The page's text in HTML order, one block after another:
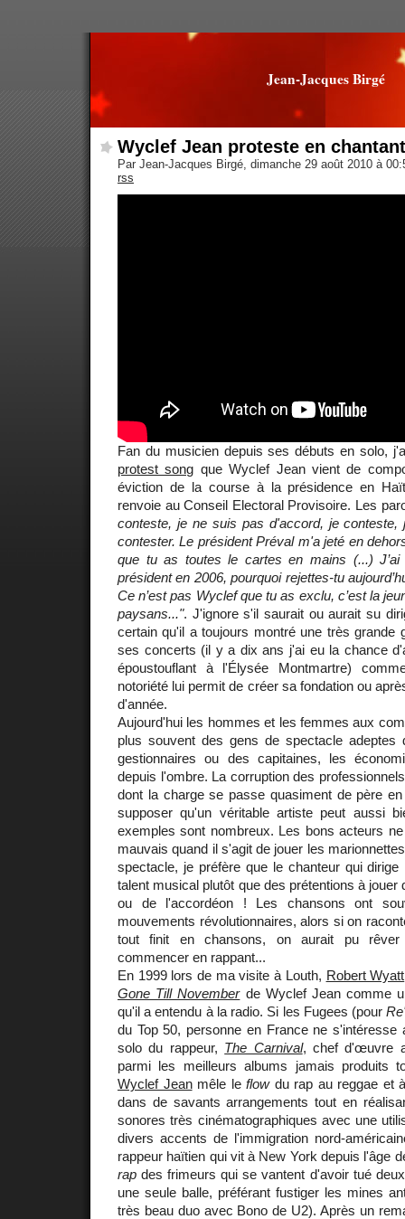
Jean-Jacques Birgé
Wyclef Jean proteste en chantant
Par Jean-Jacques Birgé, dimanche 29 août 2010 à
rss
Fan du musicien depuis ses débuts en solo,
protest song que Wyclef Jean vient de
éviction de la course à la présidence en
renvoie au Conseil Electoral Provisoire. Les
conteste, je ne suis pas d'accord, je conteste,
contester. Le président Préval m'a jeté en
que tu as toutes le cartes en mains (...)
président en 2006, pourquoi rejettes-tu
Ce n’est pas Wyclef que tu as exclu, c’est la
paysans...". J'ignore s'il saurait ou aurait su
certain qu'il a toujours montré une très grande
ses concerts (il y a dix ans j'ai eu la chance
époustouflant à l'Élysée Montmartre)
notoriété lui permit de créer sa fondation ou
d'année.
Aujourd'hui les hommes et les femmes aux
plus souvent des gens de spectacle
gestionnaires ou des capitaines, les
depuis l'ombre. La corruption des
dont la charge se passe quasiment de père
supposer qu'un véritable artiste peut aussi
exemples sont nombreux. Les bons acteurs
mauvais quand il s'agit de jouer les
spectacle, je préfère que le chanteur qui
talent musical plutôt que des prétentions à jouer
ou de l'accordéon ! Les chansons ont
mouvements révolutionnaires, alors si on
tout finit en chansons, on aurait pu
commencer en rappant...
En 1999 lors de ma visite à Louth, Robert Wyatt
Gone Till Novemberde Wyclef Jean comme
qu'il a entendu à la radio. Si les Fugees (pour
du Top 50, personne en France ne s'intéresse
solo du rappeur, The Carnival, chef d'œuvre
parmi les meilleurs albums jamais produits
Wyclef Jeanmêle leflowdu rap au reggae et
dans de savants arrangements tout en
sonores très cinématographiques avec une
divers accents de l'immigration nord-
rappeur haïtien qui vit à New York depuis l'âge
rap des frimeurs qui se vantent d'avoir tué
une seule balle, préférant fustiger les mines
très beau duo avec Bono de U2). Après un